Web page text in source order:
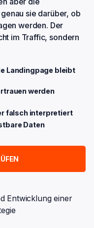
sie darüber, ob
werden. Der
im Traffic, sondern
Landingpage bleibt
werden
falsch interpretiert
Daten